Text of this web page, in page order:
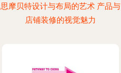
思摩贝特设计与布局的艺术 产品与
店铺装修的视觉魅力